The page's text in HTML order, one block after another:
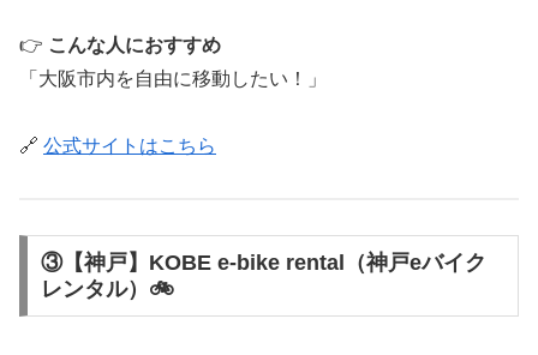
👉 こんな人におすすめ
「大阪市内を自由に移動したい！」
🔗 公式サイトはこちら
③【神戸】KOBE e-bike rental（神戸eバイク
レンタル）🚲